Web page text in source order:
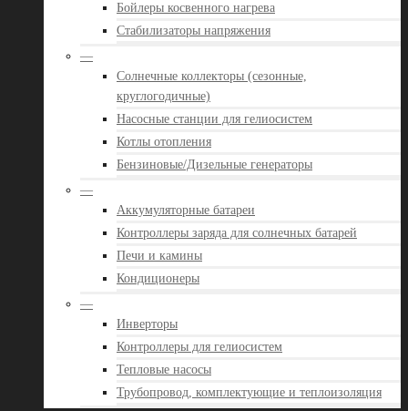
Бойлеры косвенного нагрева
Стабилизаторы напряжения
—
Солнечные коллекторы (сезонные,
круглогодичные)
Насосные станции для гелиосистем
Котлы отопления
Бензиновые/Дизельные генераторы
—
Аккумуляторные батареи
Контроллеры заряда для солнечных батарей
Печи и камины
Кондиционеры
—
Инверторы
Контроллеры для гелиосистем
Тепловые насосы
Трубопровод, комплектующие и теплоизоляция